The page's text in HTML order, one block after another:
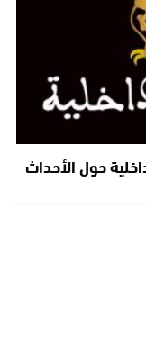
حول الأحداث